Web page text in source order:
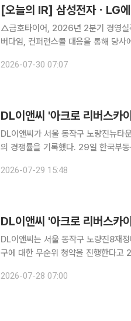
[오늘의 IR] 삼성전자ㆍLG
△금호타이어, 2026년 2분기 경영
버다임, 컨퍼런스콜 대응을 통해 당
발표 △케이뱅크, 2026년 2분기 경
2026-07-30 07:07
DL이앤씨 '아크로 리버스카
DL이앤씨가 서울 동작구 노량진뉴타
의 경쟁률을 기록했다. 29일 한국부동산원 청약홈에 따르면 전날 진행된 아크로 리버스카이 무순위
을 기록했다. 업계에서는 이번
2026-07-29 15:48
DL이앤씨 '아크로 리버스카
DL이앤씨는 서울 동작구 노량진8재
구에 대한 무순위 청약을 진행한다고 28일 밝혔다. 이날 무순위 청약 접
와 관계없이 신청할 수 있다. 다만 유
2026-07-28 07:00